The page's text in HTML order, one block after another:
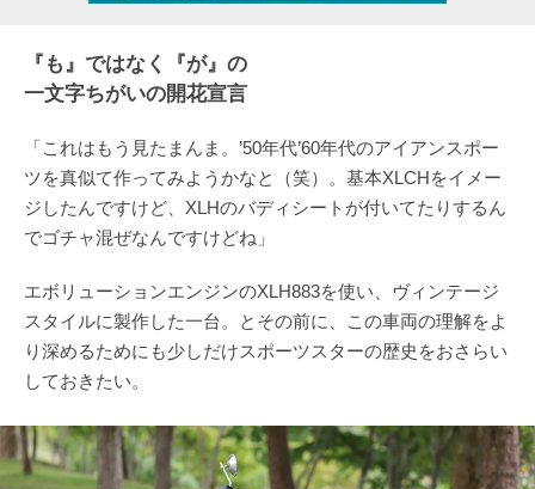
『も』ではなく『が』の
一文字ちがいの開花宣言
「これはもう見たまんま。’50年代’60年代のアイアンスポー
ツを真似て作ってみようかなと（笑）。基本XLCHをイメー
ジしたんですけど、XLHのバディシートが付いてたりするん
でゴチャ混ぜなんですけどね」
エボリューションエンジンのXLH883を使い、ヴィンテージ
スタイルに製作した一台。とその前に、この車両の理解をよ
り深めるためにも少しだけスポーツスターの歴史をおさらい
しておきたい。